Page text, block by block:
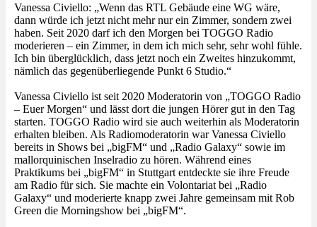
Vanessa Civiello: „Wenn das RTL Gebäude eine WG wäre,
dann würde ich jetzt nicht mehr nur ein Zimmer, sondern zwei
haben. Seit 2020 darf ich den Morgen bei TOGGO Radio
moderieren – ein Zimmer, in dem ich mich sehr, sehr wohl fühle.
Ich bin überglücklich, dass jetzt noch ein Zweites hinzukommt,
nämlich das gegenüberliegende Punkt 6 Studio.“
Vanessa Civiello ist seit 2020 Moderatorin von „TOGGO Radio
– Euer Morgen“ und lässt dort die jungen Hörer gut in den Tag
starten. TOGGO Radio wird sie auch weiterhin als Moderatorin
erhalten bleiben. Als Radiomoderatorin war Vanessa Civiello
bereits in Shows bei „bigFM“ und „Radio Galaxy“ sowie im
mallorquinischen Inselradio zu hören. Während eines
Praktikums bei „bigFM“ in Stuttgart entdeckte sie ihre Freude
am Radio für sich. Sie machte ein Volontariat bei „Radio
Galaxy“ und moderierte knapp zwei Jahre gemeinsam mit Rob
Green die Morningshow bei „bigFM“.